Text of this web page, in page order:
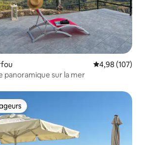
Évaluation
4,98 (107)
panoramique sur la mer